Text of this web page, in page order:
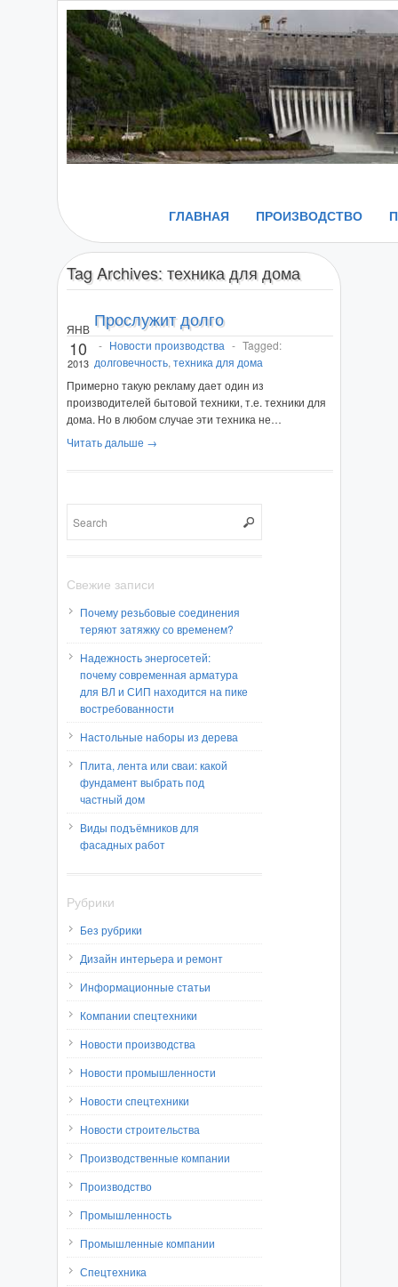
ГЛАВНАЯ ПРОИЗВОДСТВО
Tag Archives:техника для дома
ЯНВ
10
2013
Прослужит долго
- Новости производства - Tagged:
долговечность, техника для дома
Примерно такую рекламу дает один из
производителей бытовой техники, т.е. техники для
дома. Но в любом случае эти техника не…
Читать дальше →
Свежие записи
Почему резьбовые соединения
теряют затяжку со временем?
Надежность энергосетей:
почему современная арматура
для ВЛ и СИП находится на пике
востребованности
Настольные наборы из дерева
Плита, лента или сваи: какой
фундамент выбрать под
частный дом
Виды подъёмников для
фасадных работ
Рубрики
Без рубрики
Дизайн интерьера и ремонт
Информационные статьи
Компании спецтехники
Новости производства
Новости промышленности
Новости спецтехники
Новости строительства
Производственные компании
Производство
Промышленность
Промышленные компании
Спецтехника